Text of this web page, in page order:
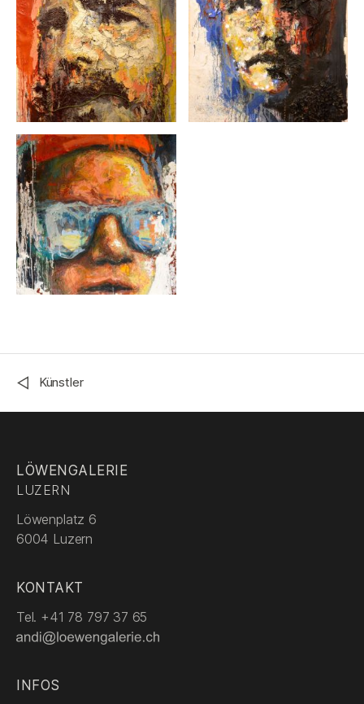
◁ Künstler
LÖWENGALERIE
LUZERN
Löwenplatz 6
6004 Luzern
KONTAKT
Tel. +41 78 797 37 65
INFOS